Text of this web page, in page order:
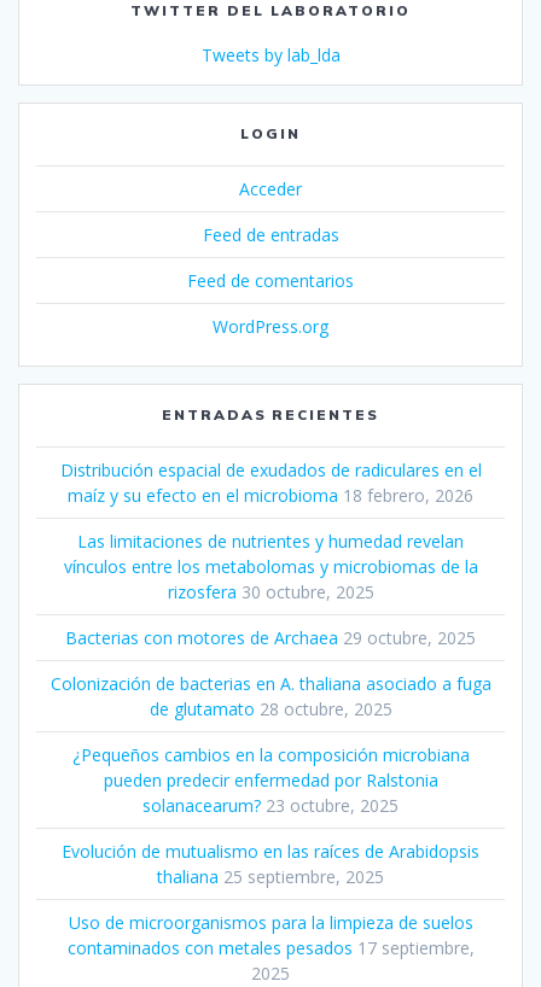
TWITTER DEL LABORATORIO
Tweets by lab_lda
LOGIN
Acceder
Feed de entradas
Feed de comentarios
WordPress.org
ENTRADAS RECIENTES
Distribución espacial de exudados de radiculares en el
maíz y su efecto en el microbioma 18 febrero, 2026
Las limitaciones de nutrientes y humedad revelan
vínculos entre los metabolomas y microbiomas de la
rizosfera 30 octubre, 2025
Bacterias con motores de Archaea 29 octubre, 2025
Colonización de bacterias en A. thaliana asociado a fuga
de glutamato 28 octubre, 2025
¿Pequeños cambios en la composición microbiana
pueden predecir enfermedad por Ralstonia
solanacearum? 23 octubre, 2025
Evolución de mutualismo en las raíces de Arabidopsis
thaliana 25 septiembre, 2025
Uso de microorganismos para la limpieza de suelos
contaminados con metales pesados 17 septiembre,
2025